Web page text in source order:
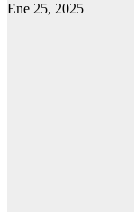
Ene 25, 2025